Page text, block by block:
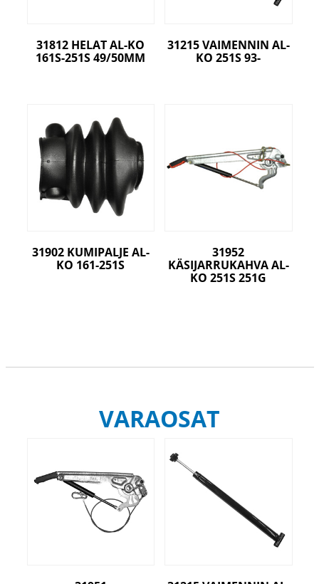
31812 HELAT AL-KO
161S-251S 49/50MM
31215 VAIMENNIN AL-
KO 251S 93-
31902 KUMIPALJE AL-
KO 161-251S
31952
KÄSIJARRUKAHVA AL-
KO 251S 251G
VARAOSAT